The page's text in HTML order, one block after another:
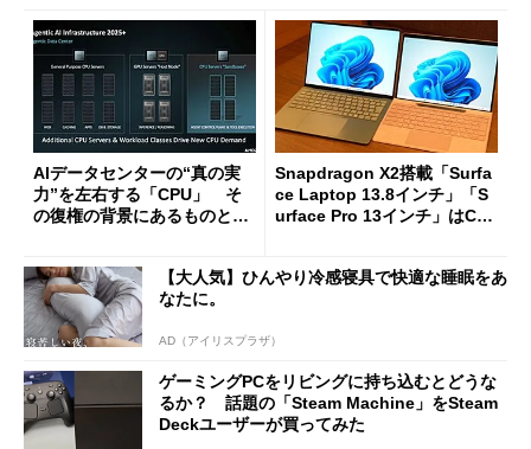
AIデータセンターの“真の実
力”を左右する「CPU」 そ
の復権の背景にあるものと
Snapdragon X2搭載「Surfa
ce Laptop 13.8インチ」「S
urface Pro 13インチ」はCop
た
【大人気】ひんやり冷感寝具で快適な睡眠をあ
なたに。
AD（アイリスプラザ）
ゲーミングPCをリビングに持ち込むとどうな
るか？ 話題の「Steam Machine」をSteam
Deckユーザーが買ってみた